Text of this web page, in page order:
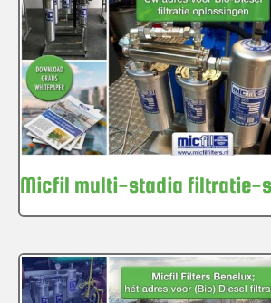
Micfil multi-stadia filtratie-